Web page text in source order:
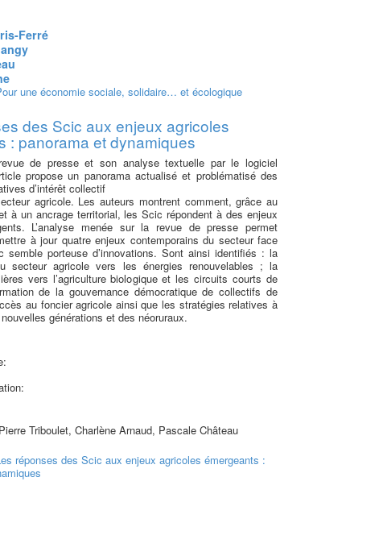
Ferré
une économie sociale, solidaire… et écologique
des Scic aux enjeux agricoles
: panorama et dynamiques
de presse et son analyse textuelle par le logiciel
propose un panorama actualisé et problématisé des
d’intérêt collectif
agricole. Les auteurs montrent comment, grâce au
à un ancrage territorial, les Scic répondent à des enjeux
L’analyse menée sur la revue de presse permet
à jour quatre enjeux contemporains du secteur face
semble porteuse d’innovations. Sont ainsi identifiés : la
secteur agricole vers les énergies renouvelables ; la
vers l’agriculture biologique et les circuits courts de
de la gouvernance démocratique de collectifs de
au foncier agricole ainsi que les stratégies relatives à
générations et des néoruraux.
Triboulet, Charlène Arnaud, Pascale Château
réponses des Scic aux enjeux agricoles émergeants :